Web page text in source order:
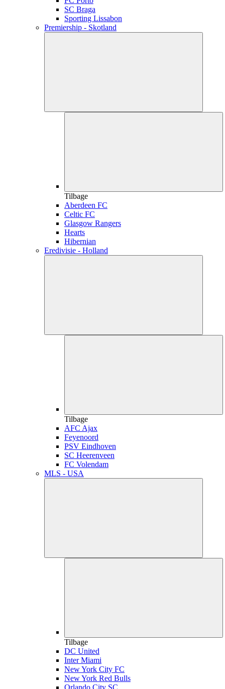
SC Braga
Sporting Lissabon
Premiership - Skotland
Tilbage
Aberdeen FC
Celtic FC
Glasgow Rangers
Hearts
Hibernian
Eredivisie - Holland
Tilbage
AFC Ajax
Feyenoord
PSV Eindhoven
SC Heerenveen
FC Volendam
MLS - USA
Tilbage
DC United
Inter Miami
New York City FC
New York Red Bulls
Orlando City SC